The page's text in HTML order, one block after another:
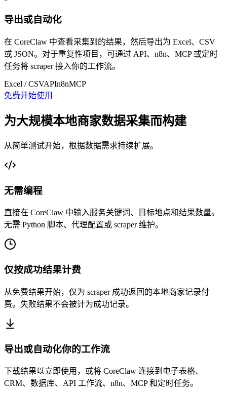
导出或自动化
在 CoreClaw 中查看采集到的结果，然后导出为 Excel、CSV
或 JSON。对于重复性项目，可通过 API、n8n、MCP 或定时
任务将 scraper 接入你的工作流。
Excel / CSVAPIn8nMCP
免费开始使用
为大规模本地商家数据采集而构建
从简单测试开始，根据数据需求持续扩展。
无需编程
直接在 CoreClaw 中输入服务关键词、目标地点和结果数量。
无需 Python 脚本、代理配置或 scraper 维护。
仅按成功结果计费
从免费结果开始，仅为 scraper 成功返回的本地商家记录付
费。失败结果不会被计为成功记录。
导出或自动化你的工作流
下载结果以立即使用，或将 CoreClaw 连接到电子表格、
CRM、数据库、API 工作流、n8n、MCP 和定时任务。